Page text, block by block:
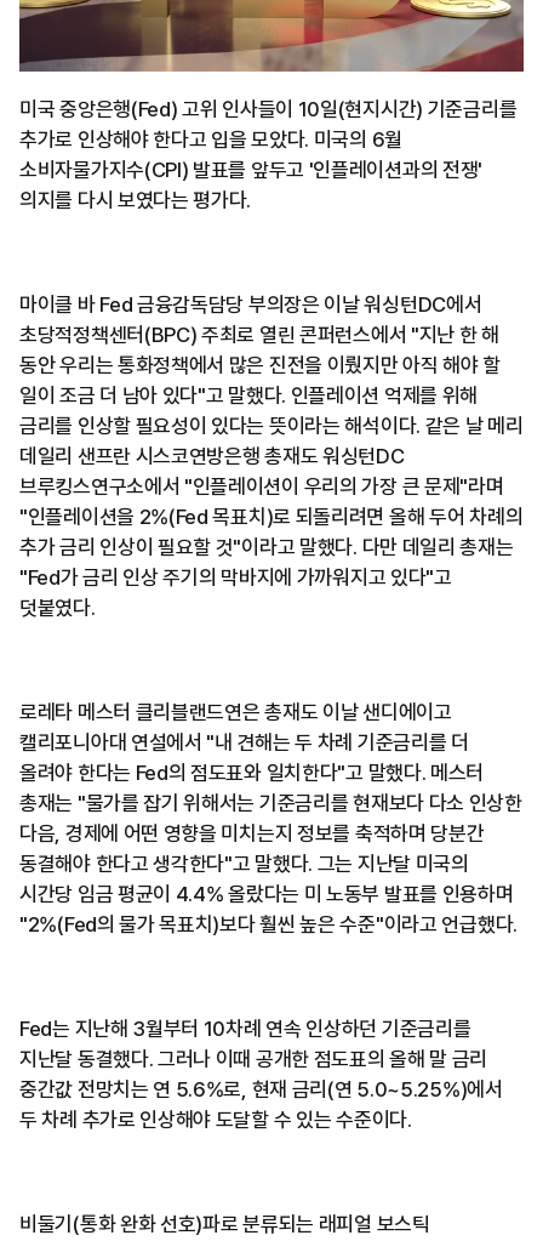
미국 중앙은행(Fed) 고위 인사들이 10일(현지시간) 기준금리를
추가로 인상해야 한다고 입을 모았다. 미국의 6월
소비자물가지수(CPI) 발표를 앞두고 '인플레이션과의 전쟁'
의지를 다시 보였다는 평가다.
마이클 바 Fed 금융감독담당 부의장은 이날 워싱턴DC에서
초당적정책센터(BPC) 주최로 열린 콘퍼런스에서 "지난 한 해
동안 우리는 통화정책에서 많은 진전을 이뤘지만 아직 해야 할
일이 조금 더 남아 있다"고 말했다. 인플레이션 억제를 위해
금리를 인상할 필요성이 있다는 뜻이라는 해석이다. 같은 날 메리
데일리 샌프란 시스코연방은행 총재도 워싱턴DC
브루킹스연구소에서 "인플레이션이 우리의 가장 큰 문제"라며
"인플레이션을 2%(Fed 목표치)로 되돌리려면 올해 두어 차례의
추가 금리 인상이 필요할 것"이라고 말했다. 다만 데일리 총재는
"Fed가 금리 인상 주기의 막바지에 가까워지고 있다"고
덧붙였다.
로레타 메스터 클리블랜드연은 총재도 이날 샌디에이고
캘리포니아대 연설에서 "내 견해는 두 차례 기준금리를 더
올려야 한다는 Fed의 점도표와 일치한다"고 말했다. 메스터
총재는 "물가를 잡기 위해서는 기준금리를 현재보다 다소 인상한
다음, 경제에 어떤 영향을 미치는지 정보를 축적하며 당분간
동결해야 한다고 생각한다"고 말했다. 그는 지난달 미국의
시간당 임금 평균이 4.4% 올랐다는 미 노동부 발표를 인용하며
"2%(Fed의 물가 목표치)보다 훨씬 높은 수준"이라고 언급했다.
Fed는 지난해 3월부터 10차례 연속 인상하던 기준금리를
지난달 동결했다. 그러나 이때 공개한 점도표의 올해 말 금리
중간값 전망치는 연 5.6%로, 현재 금리(연 5.0~5.25%)에서
두 차례 추가로 인상해야 도달할 수 있는 수준이다.
비둘기(통화 완화 선호)파로 분류되는 래피얼 보스틱